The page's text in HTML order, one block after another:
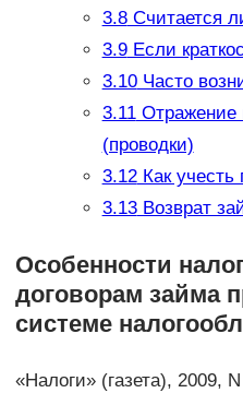
3.8Считается
3.9Если
3.10Часто
3.11Отражение
(проводки)
3.12Как учесть
3.13Возврат
Особенности
договорам займа
системе
«Налоги» (газета), 2009,